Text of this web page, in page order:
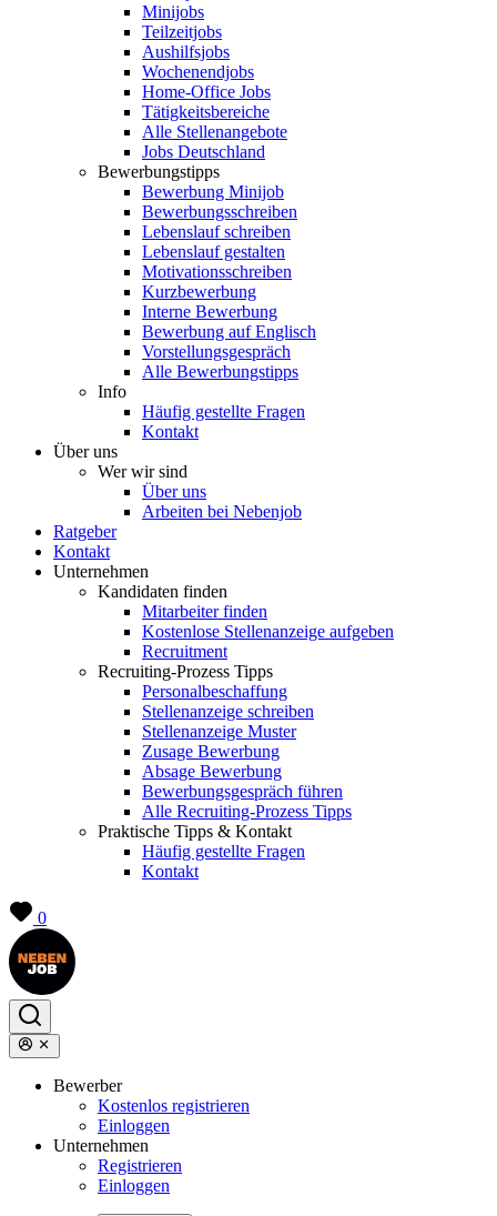
Minijobs
Teilzeitjobs
Aushilfsjobs
Wochenendjobs
Home-Office Jobs
Tätigkeitsbereiche
Alle Stellenangebote
Jobs Deutschland
Bewerbungstipps
Bewerbung Minijob
Bewerbungsschreiben
Lebenslauf schreiben
Lebenslauf gestalten
Motivationsschreiben
Kurzbewerbung
Interne Bewerbung
Bewerbung auf Englisch
Vorstellungsgespräch
Alle Bewerbungstipps
Info
Häufig gestellte Fragen
Kontakt
Über uns
Wer wir sind
Über uns
Arbeiten bei Nebenjob
Ratgeber
Kontakt
Unternehmen
Kandidaten finden
Mitarbeiter finden
Kostenlose Stellenanzeige aufgeben
Recruitment
Recruiting-Prozess Tipps
Personalbeschaffung
Stellenanzeige schreiben
Stellenanzeige Muster
Zusage Bewerbung
Absage Bewerbung
Bewerbungsgespräch führen
Alle Recruiting-Prozess Tipps
Praktische Tipps & Kontakt
Häufig gestellte Fragen
Kontakt
0
Bewerber
Kostenlos registrieren
Einloggen
Unternehmen
Registrieren
Einloggen